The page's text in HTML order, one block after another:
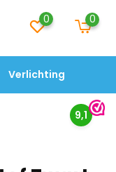
0 0
Verlichting
9,1